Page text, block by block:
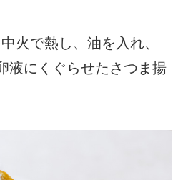
火で熱し、油を入れ、
液にくぐらせたさつま揚